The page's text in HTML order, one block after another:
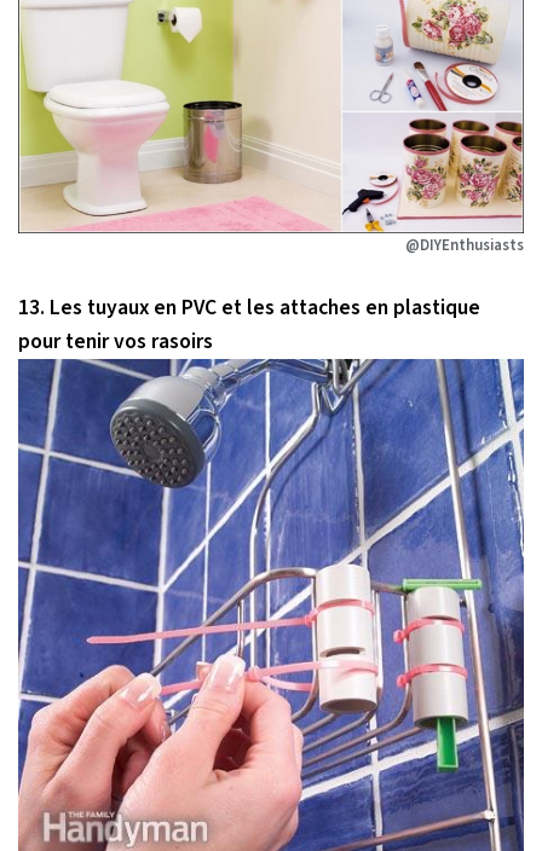
@DIYEnthusiasts
13. Les tuyaux en PVC et les attaches en plastique
pour tenir vos rasoirs